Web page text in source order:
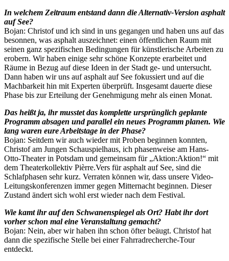
In welchem Zeitraum entstand dann die Alternativ-Version asphalt
auf See?
Bojan: Christof und ich sind in uns gegangen und haben uns auf das
besonnen, was asphalt auszeichnet: einen öffentlichen Raum mit
seinen ganz spezifischen Bedingungen für künstlerische Arbeiten zu
erobern. Wir haben einige sehr schöne Konzepte erarbeitet und
Räume in Bezug auf diese Ideen in der Stadt ge- und untersucht.
Dann haben wir uns auf asphalt auf See fokussiert und auf die
Machbarkeit hin mit Experten überprüft. Insgesamt dauerte diese
Phase bis zur Erteilung der Genehmigung mehr als einen Monat.
Das heißt ja, ihr musstet das komplette ursprünglich geplante
Programm absagen und parallel ein neues Programm planen. Wie
lang waren eure Arbeitstage in der Phase?
Bojan: Seitdem wir auch wieder mit Proben beginnen konnten,
Christof am Jungen Schauspielhaus, ich phasenweise am Hans-
Otto-Theater in Potsdam und gemeinsam für „Aktion:Aktion!“ mit
dem Theaterkollektiv Pièrre.Vers für asphalt auf See, sind die
Schlafphasen sehr kurz. Verraten können wir, dass unsere Video-
Leitungskonferenzen immer gegen Mitternacht beginnen. Dieser
Zustand ändert sich wohl erst wieder nach dem Festival.
Wie kamt ihr auf den Schwanenspiegel als Ort? Habt ihr dort
vorher schon mal eine Veranstaltung gemacht?
Bojan: Nein, aber wir haben ihn schon öfter beäugt. Christof hat
dann die spezifische Stelle bei einer Fahrradrecherche-Tour
entdeckt.